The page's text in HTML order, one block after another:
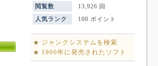
閲覧数
13,926 回
人気ランク
100 ポイント
★ ジャンクシステムを検索
★ 1990年に発売されたソフト